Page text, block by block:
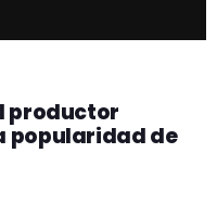
productor
popularidad de